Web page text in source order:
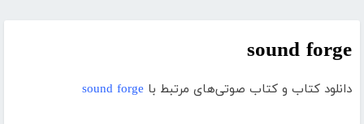
sound forge
دانلود کتاب و کتاب صوتی‌های مرتبط با sound forge